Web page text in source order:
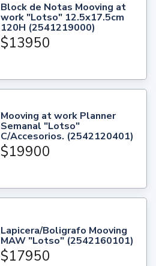
Block de Notas Mooving at
work "Lotso" 12.5x17.5cm
120H (2541219000)
$13950
Mooving at work Planner
Semanal "Lotso"
C/Accesorios. (2542120401)
$19900
Lapicera/Boligrafo Mooving
MAW "Lotso" (2542160101)
$17950